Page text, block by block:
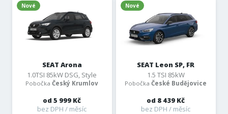
Nové
SEAT Arona
1.0TSI 85kW DSG, Style
PobočkaČeský Krumlov
od 5 999 Kč
bez DPH / měsíc
Nové
SEAT Leon SP, FR
1.5 TSI 85kW
PobočkaČeské Budějovice
od 8 439 Kč
bez DPH / měsíc